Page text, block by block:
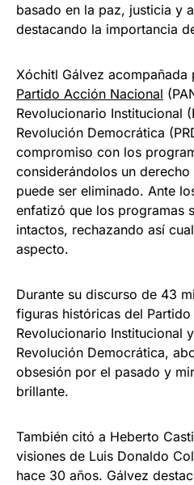
basado en la paz, justicia y
destacando la importancia
Xóchitl Gálvez acompañada
Partido Acción Nacional
Revolucionario Institucional
Revolución Democrática
compromiso con los
considerándolos un
puede ser eliminado. Ante
enfatizó que los programas
intactos, rechazando así
aspecto.
Durante su discurso de 43
figuras históricas del
Revolucionario Institucional
Revolución Democrática,
obsesión por el pasado y
brillante.
También citó a Heberto
visiones de Luis Donaldo
hace 30 años. Gálvez